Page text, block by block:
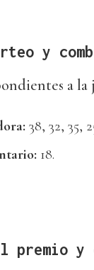
y
a la
38, 32, 35,
18.
premio y